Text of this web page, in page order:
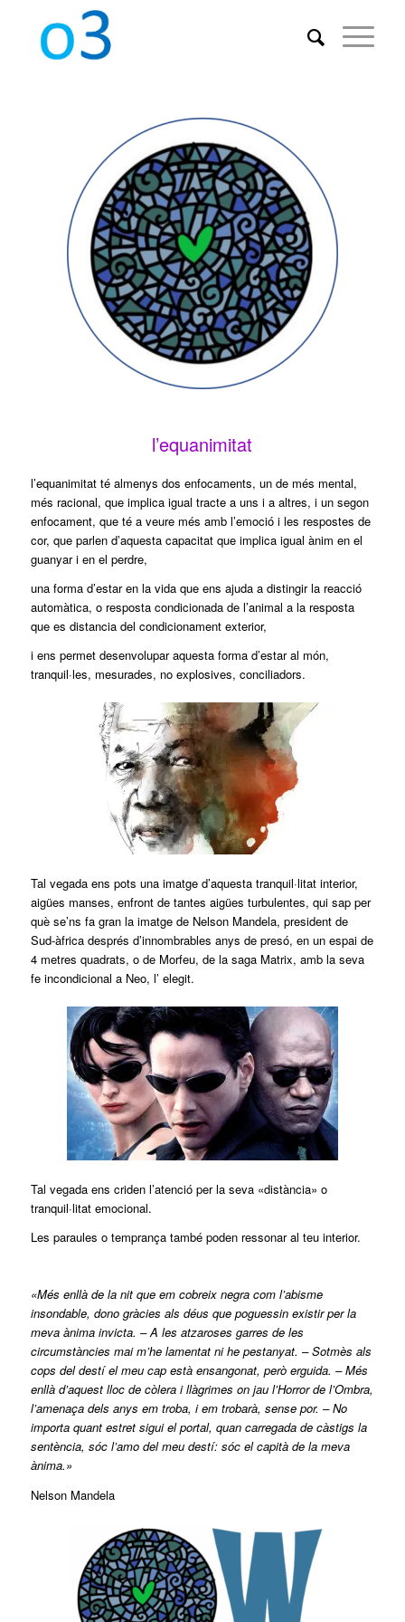
l’equanimitat
l’equanimitat té almenys dos enfocaments, un de més mental,
més racional, que implica igual tracte a uns i a altres, i un segon
enfocament, que té a veure més amb l’emoció i les respostes de
cor, que parlen d’aquesta capacitat que implica igual ànim en el
guanyar i en el perdre,
una forma d’estar en la vida que ens ajuda a distingir la reacció
automàtica, o resposta condicionada de l’animal a la resposta
que es distancia del condicionament exterior,
i ens permet desenvolupar aquesta forma d’estar al món,
tranquil·les, mesurades, no explosives, conciliadors.
Tal vegada ens pots una imatge d’aquesta tranquil·litat interior,
aigües manses, enfront de tantes aigües turbulentes, qui sap per
què se’ns fa gran la imatge de Nelson Mandela, president de
Sud-àfrica després d’innombrables anys de presó, en un espai de
4 metres quadrats, o de Morfeu, de la saga Matrix, amb la seva
fe incondicional a Neo, l’ elegit.
Tal vegada ens criden l’atenció per la seva «distància» o
tranquil·litat emocional.
Les paraules o temprança també poden ressonar al teu interior.
«Més enllà de la nit que em cobreix negra com l’abisme
insondable, dono gràcies als déus que poguessin existir per la
meva ànima invicta. – A les atzaroses garres de les
circumstàncies mai m’he lamentat ni he pestanyat. – Sotmès als
cops del destí el meu cap està ensangonat, però erguida. – Més
enllà d’aquest lloc de còlera i llàgrimes on jau l’Horror de l’Ombra,
l’amenaça dels anys em troba, i em trobarà, sense por. – No
importa quant estret sigui el portal, quan carregada de càstigs la
sentència, sóc l’amo del meu destí: sóc el capità de la meva
ànima.»
Nelson Mandela